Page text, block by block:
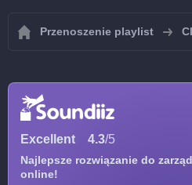
Przenoszenie playlist
Excellent 4.3/5
Najlepsze rozwiązanie do
online!